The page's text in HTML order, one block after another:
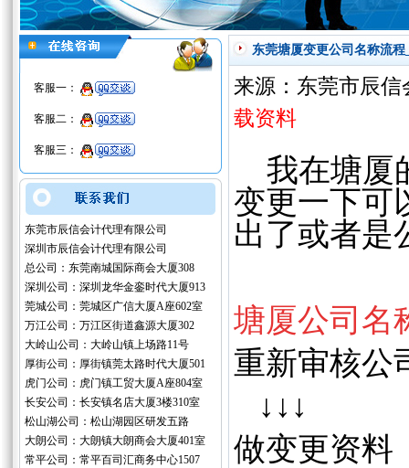
客服一：
客服二：
客服三：
东莞市辰信会计代理有限公司
深圳市辰信会计代理有限公司
总公司：东莞南城国际商会大厦308
深圳公司：深圳龙华金銮时代大厦913
莞城公司：莞城区广信大厦A座602室
万江公司：万江区街道鑫源大厦302
大岭山公司：大岭山镇上场路11号
厚街公司：厚街镇莞太路时代大厦501
虎门公司：虎门镇工贸大厦A座804室
长安公司：长安镇名店大厦3楼310室
松山湖公司：松山湖园区研发五路
大朗公司：大朗镇大朗商会大厦401室
常平公司：常平百司汇商务中心1507
东莞塘厦变更公司名称流
来源：东莞市辰
载资料
我在塘厦
变更一下可
出了或者是
塘厦公司名
重新审核公
↓ ↓ ↓
做变更资料